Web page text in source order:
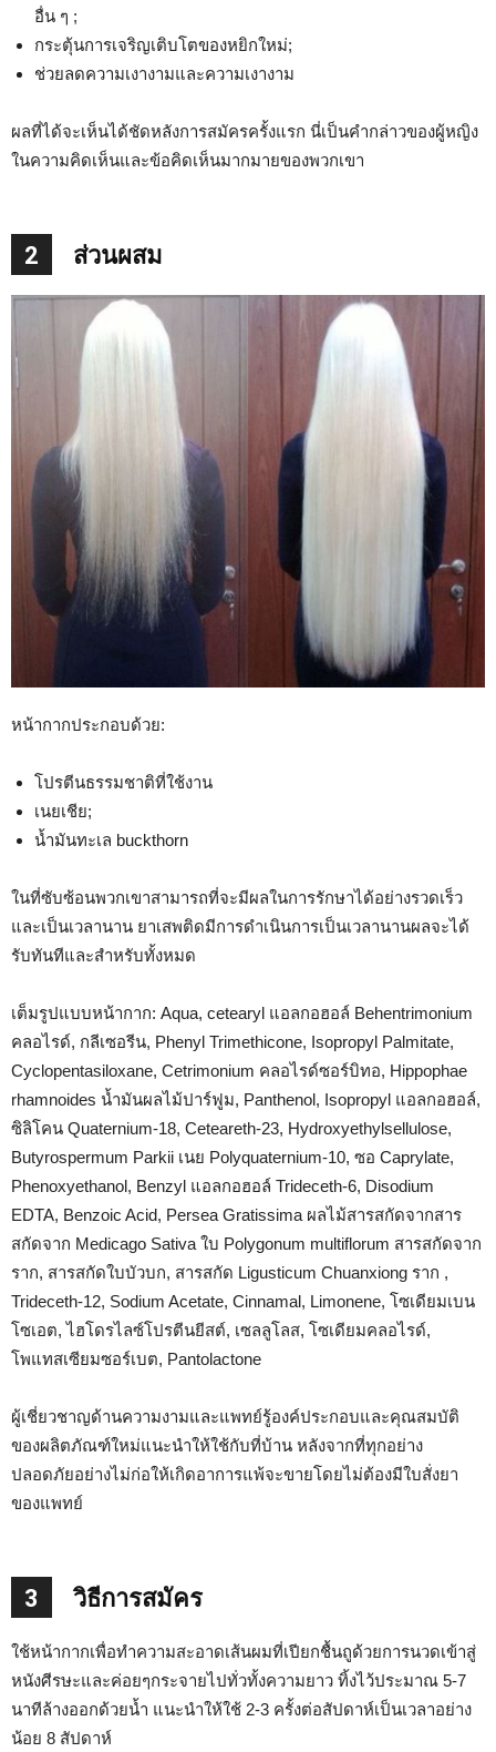
อื่น ๆ ;
กระตุ้นการเจริญเติบโตของหยิกใหม่;
ช่วยลดความเงางามและความเงางาม
ผลที่ได้จะเห็นได้ชัดหลังการสมัครครั้งแรก นี่เป็นคำกล่าวของผู้หญิง
ในความคิดเห็นและข้อคิดเห็นมากมายของพวกเขา
2 ส่วนผสม
หน้ากากประกอบด้วย:
โปรตีนธรรมชาติที่ใช้งาน
เนยเชีย;
น้ำมันทะเล buckthorn
ในที่ซับซ้อนพวกเขาสามารถที่จะมีผลในการรักษาได้อย่างรวดเร็ว
และเป็นเวลานาน ยาเสพติดมีการดำเนินการเป็นเวลานานผลจะได้
รับทันทีและสำหรับทั้งหมด
เต็มรูปแบบหน้ากาก: Aqua, cetearyl แอลกอฮอล์ Behentrimonium
คลอไรด์, กลีเซอรีน, Phenyl Trimethicone, Isopropyl Palmitate,
Cyclopentasiloxane, Cetrimonium คลอไรด์ซอร์บิทอ, Hippophae
rhamnoides น้ำมันผลไม้ปาร์ฟูม, Panthenol, Isopropyl แอลกอฮอล์,
ซิลิโคน Quaternium-18, Ceteareth-23, Hydroxyethylsellulose,
Butyrospermum Parkii เนย Polyquaternium-10, ซอ Caprylate,
Phenoxyethanol, Benzyl แอลกอฮอล์ Trideceth-6, Disodium
EDTA, Benzoic Acid, Persea Gratissima ผลไม้สารสกัดจากสาร
สกัดจาก Medicago Sativa ใบ Polygonum multiflorum สารสกัดจาก
ราก, สารสกัดใบบัวบก, สารสกัด Ligusticum Chuanxiong ราก ,
Trideceth-12, Sodium Acetate, Cinnamal, Limonene, โซเดียมเบน
โซเอต, ไฮโดรไลซ์โปรตีนยีสต์, เซลลูโลส, โซเดียมคลอไรด์,
โพแทสเซียมซอร์เบต, Pantolactone
ผู้เชี่ยวชาญด้านความงามและแพทย์รู้องค์ประกอบและคุณสมบัติ
ของผลิตภัณฑ์ใหม่แนะนำให้ใช้กับที่บ้าน หลังจากที่ทุกอย่าง
ปลอดภัยอย่างไม่ก่อให้เกิดอาการแพ้จะขายโดยไม่ต้องมีใบสั่งยา
ของแพทย์
3 วิธีการสมัคร
ใช้หน้ากากเพื่อทำความสะอาดเส้นผมที่เปียกชื้นถูด้วยการนวดเข้าสู่
หนังศีรษะและค่อยๆกระจายไปทั่วทั้งความยาว ทิ้งไว้ประมาณ 5-7
นาทีล้างออกด้วยน้ำ แนะนำให้ใช้ 2-3 ครั้งต่อสัปดาห์เป็นเวลาอย่าง
น้อย 8 สัปดาห์